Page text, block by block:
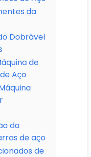
da
Dobrável
de
Aço
da
de aço
de